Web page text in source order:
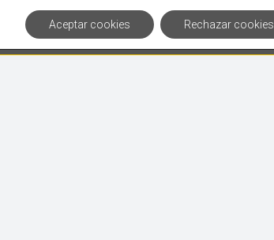
Corporativo Artículos de interés
Aceptar cookies Rechazar cookies